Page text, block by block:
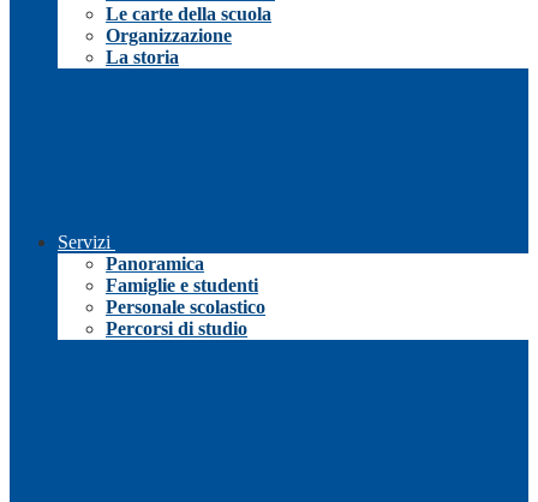
Le carte della scuola
Organizzazione
La storia
Servizi
Panoramica
Famiglie e studenti
Personale scolastico
Percorsi di studio